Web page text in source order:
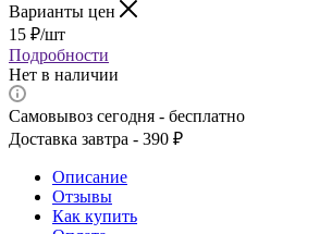
Варианты цен
15 ₽/шт
Подробности
Нет в наличии
Самовывоз сегодня - бесплатно
Доставка завтра - 390 ₽
Описание
Отзывы
Как купить